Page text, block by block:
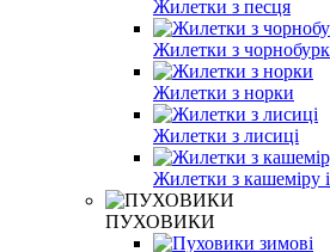
Жилетки з песця
Жилетки з
Жилетки з норки
Жилетки з лисиці
Жилетки з кашеміру
ПУХОВИКИ